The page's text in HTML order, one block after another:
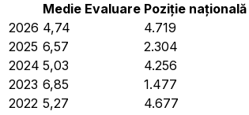
Medie Evaluare Poziție națională
2026 4,74 4.719
2025 6,57 2.304
2024 5,03 4.256
2023 6,85 1.477
2022 5,27 4.677